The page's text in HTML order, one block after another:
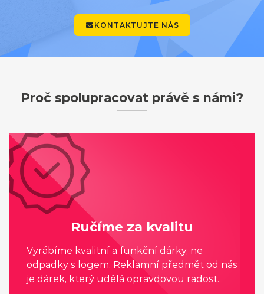
KONTAKTUJTE NÁS
Proč spolupracovat právě s námi?
Ručíme za kvalitu
Vyrábíme kvalitní a funkční dárky, ne
odpadky s logem. Reklamní předmět od nás
je dárek, který udělá opravdovou radost.